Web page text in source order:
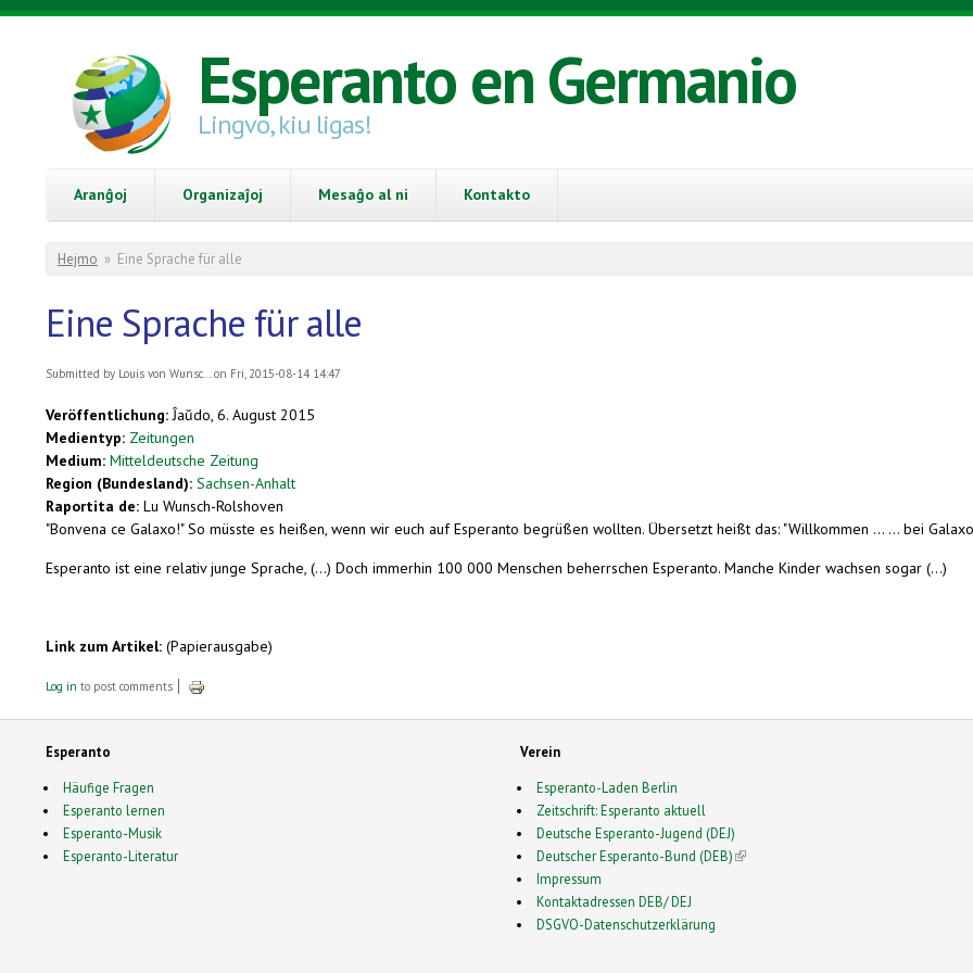
Skip to main content
Esperanto en Germanio
Lingvo, kiu ligas!
Aranĝoj Organizaĵoj Mesaĝo al ni Kontakto
You are here
Hejmo » Eine Sprache für alle
Eine Sprache für alle
Submitted by Louis von Wunsc...on Fri, 2015-08-14 14:47
Veröffentlichung:Ĵaŭdo, 6. August 2015
Medientyp: Zeitungen
Medium: Mitteldeutsche Zeitung
Region (Bundesland): Sachsen-Anhalt
Raportita de: Lu Wunsch-Rolshoven
"Bonvena ce Galaxo!" So müsste es heißen, wenn wir euch auf Esperanto begrüßen wollten. Übersetzt heißt das: "Willkommen ... ... bei
Esperanto ist eine relativ junge Sprache, (...) Doch immerhin 100 000 Menschen beherrschen Esperanto. Manche Kinder wachsen sogar (...)
Link zum Artikel: (Papierausgabe)
Log in to post comments
Esperanto
Häufige Fragen
Esperanto lernen
Esperanto-Musik
Esperanto-Literatur
Verein
Esperanto-Laden Berlin
Zeitschrift: Esperanto aktuell
Deutsche Esperanto-Jugend (DEJ)
Deutscher Esperanto-Bund (DEB)(link is external)
Impressum
Kontaktadressen DEB/ DEJ
DSGVO-Datenschutzerklärung